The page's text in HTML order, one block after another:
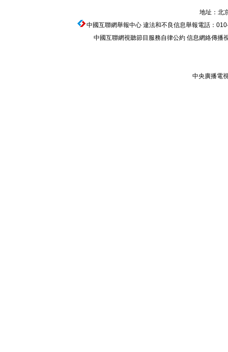
地址：北
中國互聯網舉報中心違法和不良信息舉報電話：
中國互聯網視聽節目服務自律公約信息網絡傳播
中央廣播電